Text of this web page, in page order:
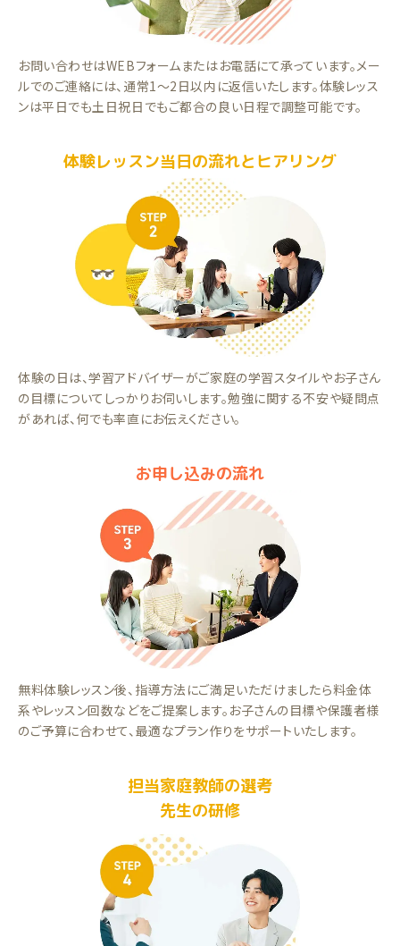
お問い合わせはWEBフォームまたはお電話にて承っています。メー
ルでのご連絡には、通常1～2日以内に返信いたします。体験レッス
ンは平日でも土日祝日でもご都合の良い日程で調整可能です。
体験レッスン当日の流れとヒアリング
体験の日は、学習アドバイザーがご家庭の学習スタイルやお子さん
の目標についてしっかりお伺いします。勉強に関する不安や疑問点
があれば、何でも率直にお伝えください。
お申し込みの流れ
無料体験レッスン後、指導方法にご満足いただけましたら料金体
系やレッスン回数などをご提案します。お子さんの目標や保護者様
のご予算に合わせて、最適なプラン作りをサポートいたします。
担当家庭教師の選考
先生の研修